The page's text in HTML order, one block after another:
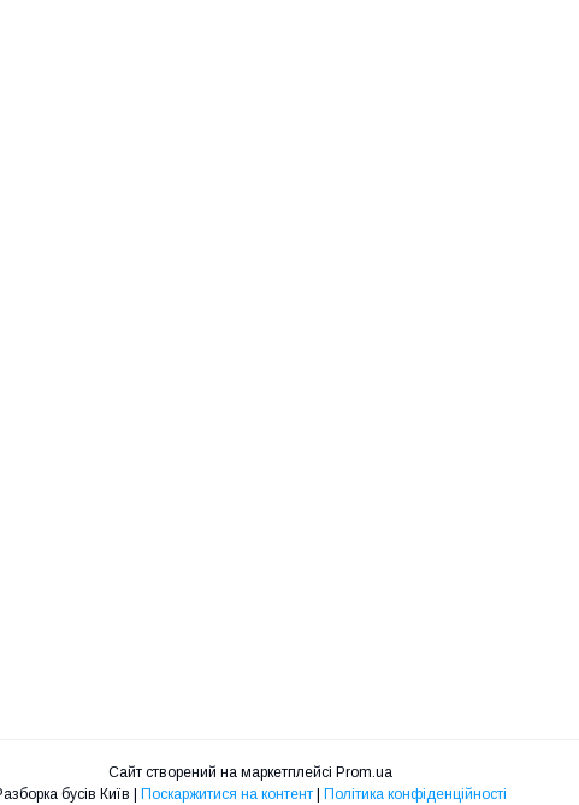
Сайт створений на маркетплейсі Prom.ua
Разборка бусів Київ | Поскаржитися на контент | Політика конфіденційності